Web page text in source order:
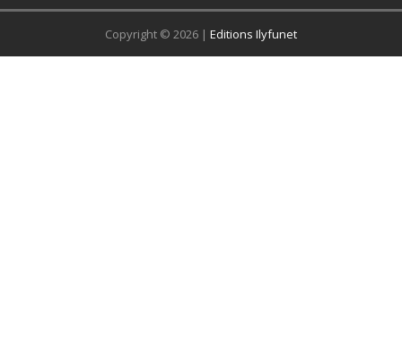
Copyright © 2026 | Editions Ilyfunet